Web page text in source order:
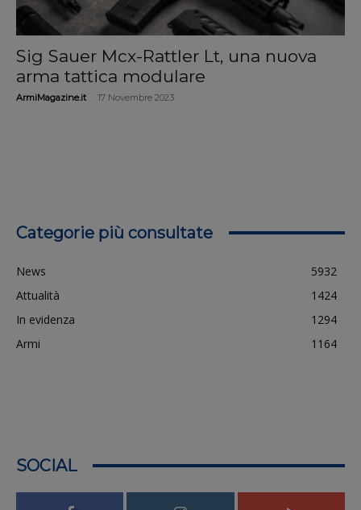
Sig Sauer Mcx-Rattler Lt, una nuova
arma tattica modulare
ArmiMagazine.it 17 Novembre 2023
Categorie più consultate
News
5932
Attualità
1424
In evidenza
1294
Armi
1164
SOCIAL